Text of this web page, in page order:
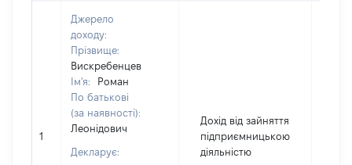
1
Джерело
доходу:
Прізвище:
Вискребенцев
Ім'я:
Роман
По батькові
(за наявності):
Леонідович
Декларує:
Дохід від зайняття
підприємницькою
діяльністю